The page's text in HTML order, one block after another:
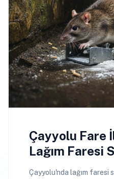
Çayyolu Fare
Lağım Faresi
Çözüm
Çayyolu'nda lağım faresi